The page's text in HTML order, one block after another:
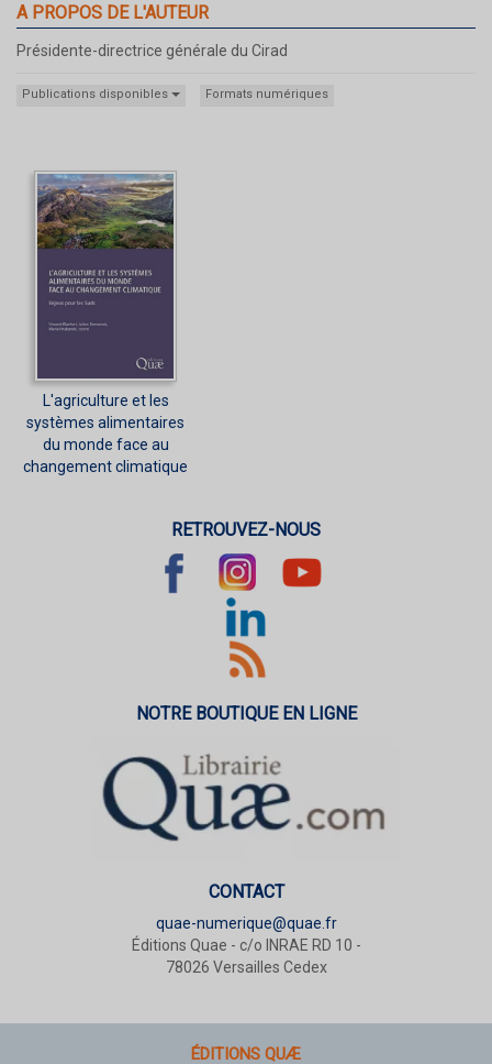
A PROPOS DE L'AUTEUR
Présidente-directrice générale du Cirad
Publications disponibles Formats numériques
L'agriculture et les
systèmes alimentaires
du monde face au
changement climatique
RETROUVEZ-NOUS
NOTRE BOUTIQUE EN LIGNE
CONTACT
quae-numerique@quae.fr
Éditions Quae - c/o INRAE RD 10 -
78026 Versailles Cedex
ÉDITIONS QUÆ